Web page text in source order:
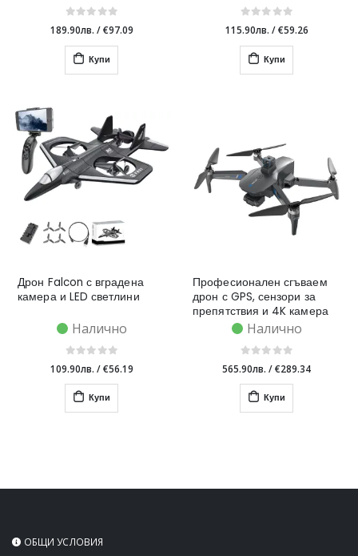
189.90лв. /€97.09
Купи
115.90лв. /€59.26
Купи
Дрон Falcon с вградена
камера и LED светлини
Налично
109.90лв. /€56.19
Купи
Професионален сгъваем
дрон с GPS, сензори за
препятствия и 4K камера
Налично
565.90лв. /€289.34
Купи
ОБЩИ УСЛОВИЯ